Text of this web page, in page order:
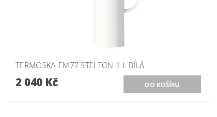
TERMOSKA EM77 STELTON 1 L BÍLÁ
2 040 Kč